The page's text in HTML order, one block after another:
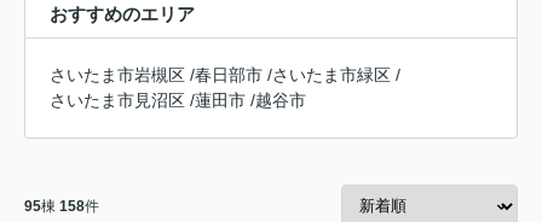
おすすめのエリア
さいたま市岩槻区 /春日部市 /さいたま市緑区 /
さいたま市見沼区 /蓮田市 /越谷市
95棟 158件